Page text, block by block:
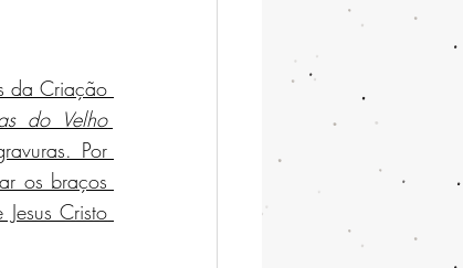
da Criação
do Velho
Por
os braços
Cristo